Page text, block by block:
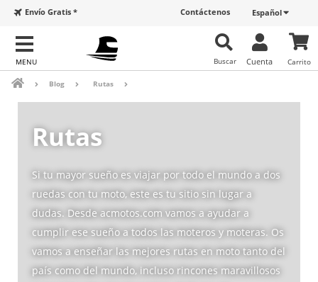
Español
Contáctenos
Envío Gratis *
Carrito
Cuenta
Buscar
Blog Rutas
Rutas
Si tu mayor sueño es viajar por todo el mundo a dos
ruedas con tu moto, este es tu sitio sin lugar a
dudas. Desde acmotos.com vamos a ayudar a
cumplir ese sueño a todos las moteros y moteras. Os
vamos a enseñar las mejores rutas en moto tanto del
país como del mundo, incluso rincones maravillosos